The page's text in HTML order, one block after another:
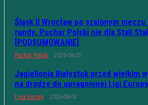
Śląsk II Wrocław po szalonym
rundy. Puchar Polski nie dla Stali
[PODSUMOWANIE]
Puchar Polski 2026-08-05
Jagiellonia Białystok przed wielkim
na drodze do upragnionej Ligi Europy
Liga Europy 2026-08-05